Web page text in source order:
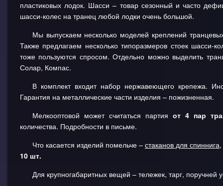
пластиковых лодок. Шасси – товар сезонный и часто
шасси-колес на транец любой лодки очень большой.
Мы выпускаем несколько моделей креплений
Также предлагаем несколько типоразмеров стоек
тоже пользуются спросом. Отдельно можно выделить
Солар, Компас.
В комплект входит набор нержавеющего крепежа.
Гарантия на металлические части изделия – пожизненная.
Мелкооптовой может считаться партияот 4 пар
количества. Подробности в письме.
Что касается изделий помельче – стаканов для спиннига,
10 шт.
Для крупногабаритных вещей – тележек, тарг, поручней